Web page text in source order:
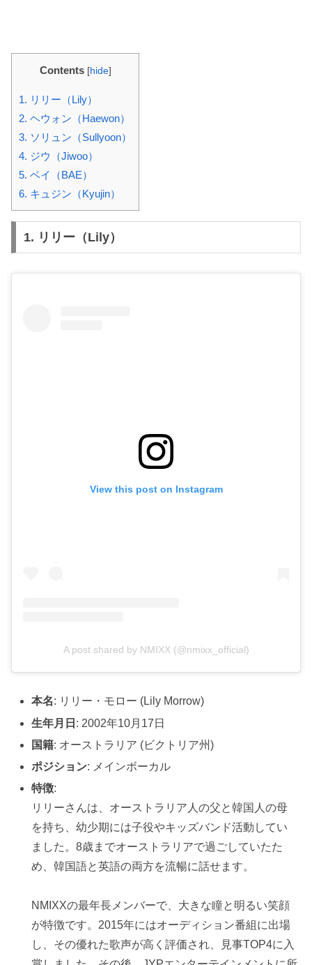
Contents [hide]
1. リリー（Lily）
2. ヘウォン（Haewon）
3. ソリュン（Sullyoon）
4. ジウ（Jiwoo）
5. ベイ（BAE）
6. キュジン（Kyujin）
1. リリー（Lily）
View this post on Instagram
A post shared by NMIXX (@nmixx_official)
本名: リリー・モロー (Lily Morrow)
生年月日 : 2002年10月17日
国籍: オーストラリア (ビクトリア州)
ポジション: メインボーカル
特徴:
リリーさんは、オーストラリア人の父と韓国人の母
を持ち、幼少期には子役やキッズバンド活動してい
ました。8歳までオーストラリアで過ごしていたた
め、韓国語と英語の両方を流暢に話せます。
NMIXXの最年長メンバーで、大きな瞳と明るい笑顔
が特徴です。2015年にはオーディション番組に出場
し、その優れた歌声が高く評価され、見事TOP4に入